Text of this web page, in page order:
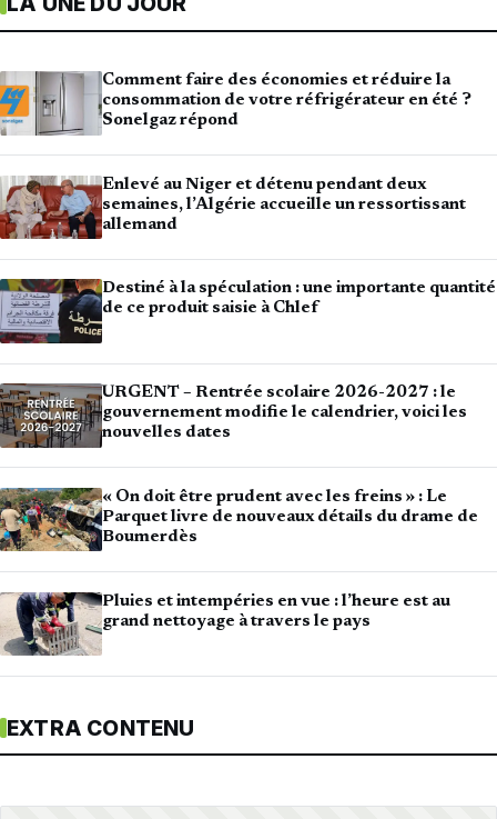
Comment faire des économies et réduire la
consommation de votre réfrigérateur en été ?
Sonelgaz répond
Enlevé au Niger et détenu pendant deux
semaines, l’Algérie accueille un ressortissant
allemand
Destiné à la spéculation : une importante quantité
de ce produit saisie à Chlef
URGENT – Rentrée scolaire 2026-2027 : le
gouvernement modifie le calendrier, voici les
nouvelles dates
« On doit être prudent avec les freins » : Le
Parquet livre de nouveaux détails du drame de
Boumerdès
Pluies et intempéries en vue : l’heure est au
grand nettoyage à travers le pays
EXTRA CONTENU